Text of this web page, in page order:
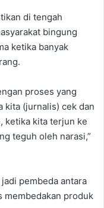
di tengah
bingung
ketika banyak
proses yang
kita (jurnalis) cek dan
ketika kita terjun ke
teguh oleh narasi,”
pembeda antara
membedakan produk